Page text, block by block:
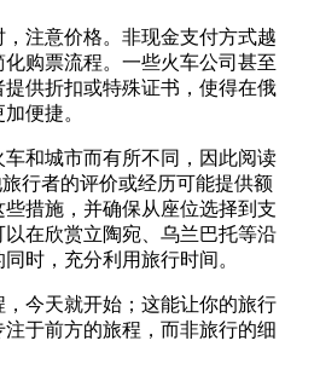
注意价格。非现金支付方式越
购票流程。一些火车公司甚至
供折扣或特殊证书，使得在俄
便捷。
和城市而有所不同，因此阅读
旅行者的评价或经历可能提供额
措施，并确保从座位选择到支
在欣赏立陶宛、乌兰巴托等沿
时，充分利用旅行时间。
今天就开始；这能让你的旅行
于前方的旅程，而非旅行的细